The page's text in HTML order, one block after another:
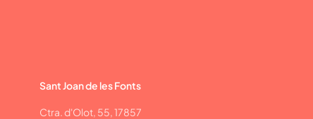
Sant Joan de les Fonts
Ctra. d'Olot, 55, 17857